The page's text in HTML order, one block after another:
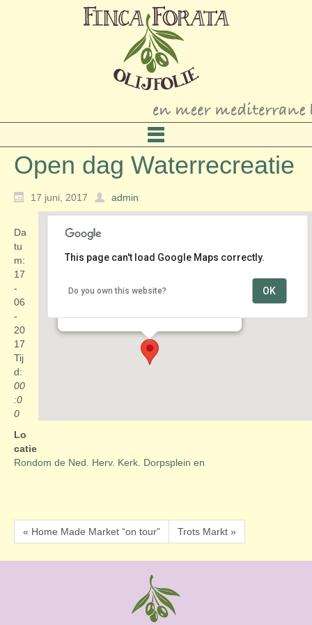
Open dag Waterrecreatie
17 juni, 2017 admin
Rondom de Ned. Herv. Kerk. Dorpsplein en
This page can't load Google Maps correctly.
Do you own this website? OK
Da
tu
m:
17
-
06
-
20
17
Tij
d:
00
:0
0
Lo
catie
Rondom de Ned. Herv. Kerk. Dorpsplein en
« Home Made Market “on tour” Trots Markt »